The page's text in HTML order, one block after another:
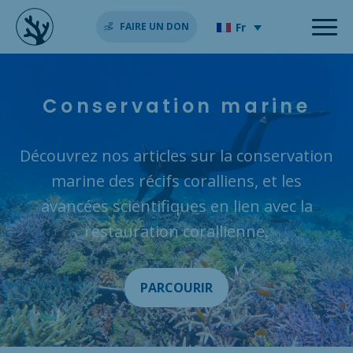
FAIRE UN DON Fr
Conservation marine
Découvrez nos articles sur la conservation
marine des récifs coralliens, et les
avancées scientifiques en lien avec la
restauration corallienne.
PARCOURIR